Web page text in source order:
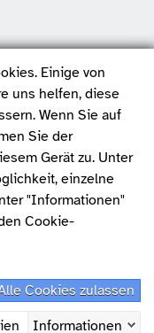
Fehler melden
e.V.
Einige von
uns helfen, diese
Wenn Sie auf
Sie der
Gerät zu. Unter
einzelne
"Informationen"
Cookie-
Cookies zulassen
Informationen